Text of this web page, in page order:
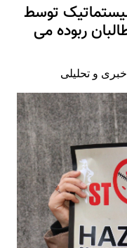
توسط
ربوده می
و تحلیلی